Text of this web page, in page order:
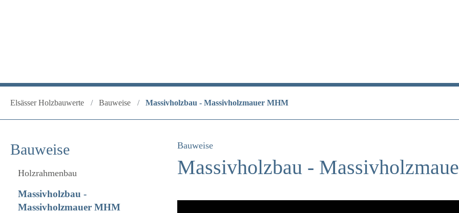
Elsässer Holzbauwerte Bauweise Massivholzbau - Massivholzmauer MHM
Bauweise
Holzrahmenbau
Massivholzbau -
Massivholzmauer MHM
Bauweise
Massivholzbau -